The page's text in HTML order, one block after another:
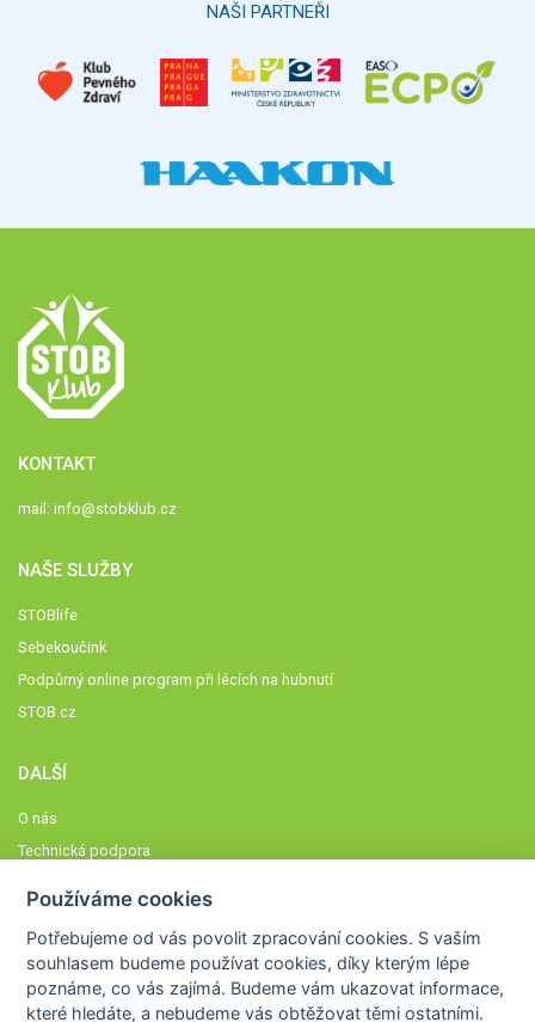
NAŠI PARTNEŘI
KONTAKT
mail: info@stobklub.cz
NAŠE SLUŽBY
STOBlife
Sebekoučink
Podpůrný online program při lécích na hubnutí
STOB.cz
DALŠÍ
O nás
Technická podpora
Členové STOBklubu
Zásady nakládání s osobními údaji
Otestujte se
Používáme cookies
Potřebujeme od vás povolit zpracování cookies. S vaším
souhlasem budeme používat cookies, díky kterým lépe
poznáme,co vás zajímá. Budeme vám ukazovat informace,
které hledáte, a nebudeme vás obtěžovat těmi ostatními.